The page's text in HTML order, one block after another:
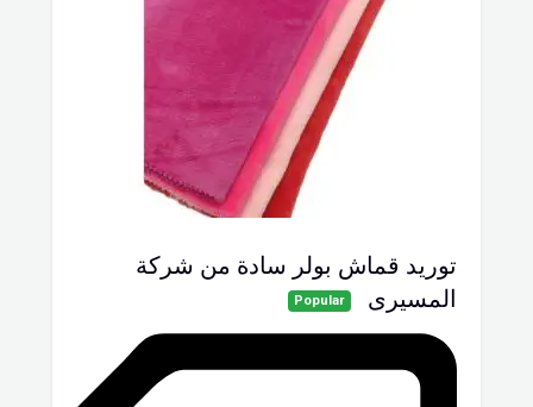
توريد قماش بولر سادة من شركة
المسيرى
Popular